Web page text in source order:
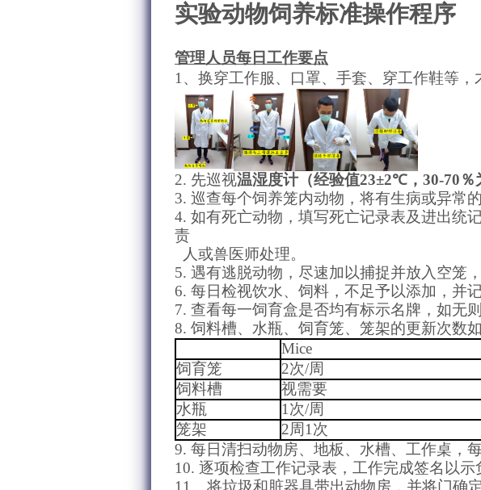
实验动物饲养标准操作程序
管理人员每日工作要点
1、换穿工作服、口罩、手套、穿工作鞋等，
2. 先巡视温湿度计（经验值23±2℃ ，30-70％
3.巡查每个饲养笼内动物，将有生病或异常
4.如有死亡动物，填写死亡记录表及进出统
责
人或兽医师处理。
5.遇有逃脱动物，尽速加以捕捉并放入空笼
6.每日检视饮水、饲料，不足予以添加，并
7.查看每一饲育盒是否均有标示名牌，如无
8.饲料槽、水瓶、饲育笼、笼架的更新次数
Mice
饲育笼 2次/周
饲料槽
视需要
水瓶
1 次/周
笼架
2周1 次
9.每日清扫动物房、地板、水槽、工作桌，
10.逐项检查工作记录表，工作完成签名以
11.将垃圾和脏器具带出动物房，并将门确